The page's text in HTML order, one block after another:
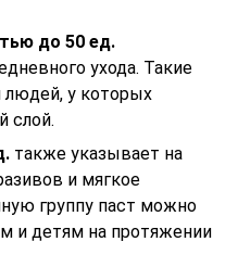
до 50 ед.
ухода. Такие
людей, у которых
слой.
также указывает на
и мягкое
группу паст можно
и детям на протяжении